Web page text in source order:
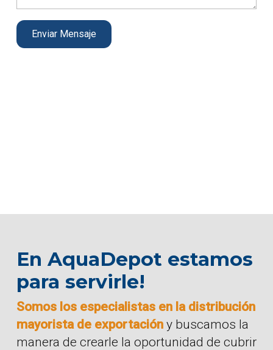
En AquaDepot estamos
para servirle!
Somos los especialistas en la distribución
mayorista de exportacióny buscamos la
manera de crearle la oportunidad de cubrir